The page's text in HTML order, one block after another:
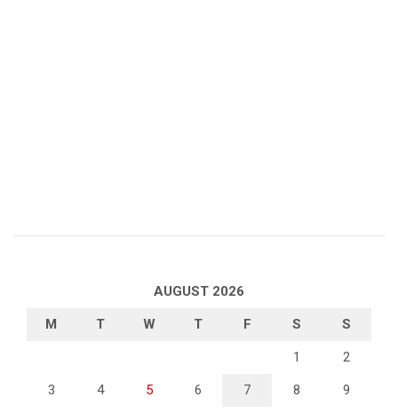
AUGUST 2026
M T W T F S S
1 2
3 4 5 6 7 8 9